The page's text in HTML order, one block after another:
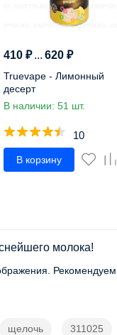
410 ₽ ... 620 ₽
Truevape - Лимонный
десерт
В наличии: 51 шт.
10
В корзину
молока!
щелочь 311025